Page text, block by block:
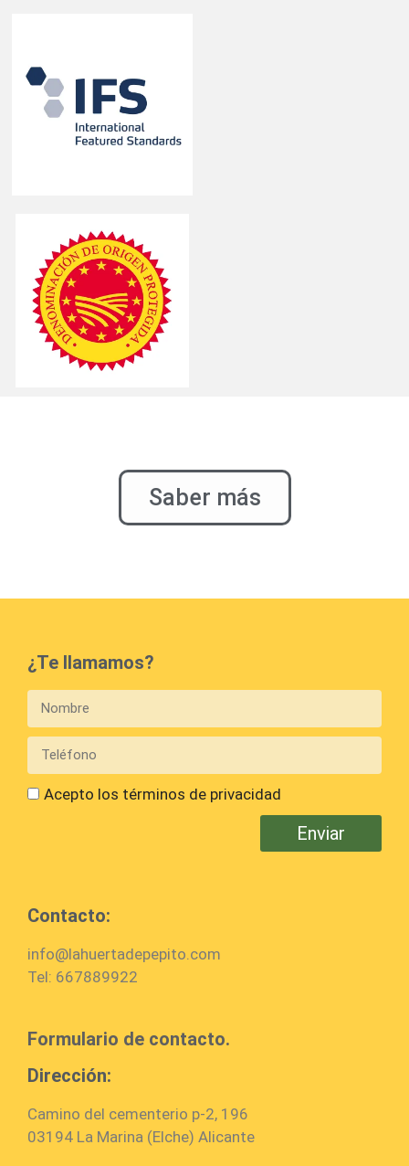
Saber más
¿Te llamamos?
Acepto los términos de privacidad
Enviar
Contacto:
info@lahuertadepepito.com
Tel: 667889922
Formulario de contacto.
Dirección:
Camino del cementerio p-2, 196
03194 La Marina (Elche) Alicante